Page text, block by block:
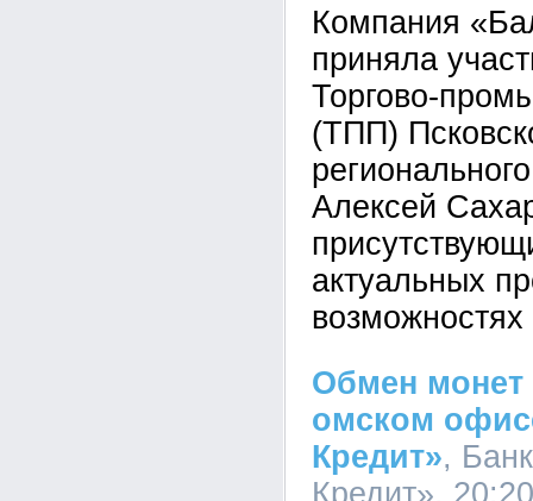
Компания
приняла
Торгово-
(ТПП)
Алексей
актуальных
возможностях
Обмен монет
омском
Кредит»,
Кредит»,